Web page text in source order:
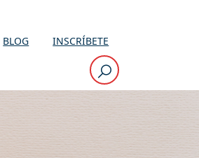
BLOG INSCRÍBETE